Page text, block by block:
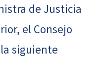
de Justicia
el Consejo
siguiente